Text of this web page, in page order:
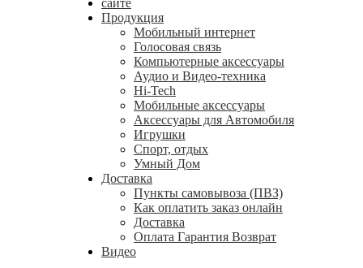
сайте
Продукция
Мобильный интернет
Голосовая связь
Компьютерные аксессуары
Аудио и Видео-техника
Hi-Tech
Мобильные аксессуары
Аксессуары для Автомобиля
Игрушки
Спорт, отдых
Умный Дом
Доставка
Пункты самовывоза (ПВЗ)
Как оплатить заказ онлайн
Доставка
Оплата Гарантия Возврат
Видео